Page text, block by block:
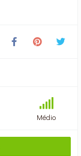
Médio